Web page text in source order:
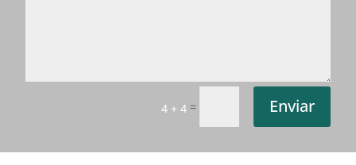
4 + 4 = Enviar